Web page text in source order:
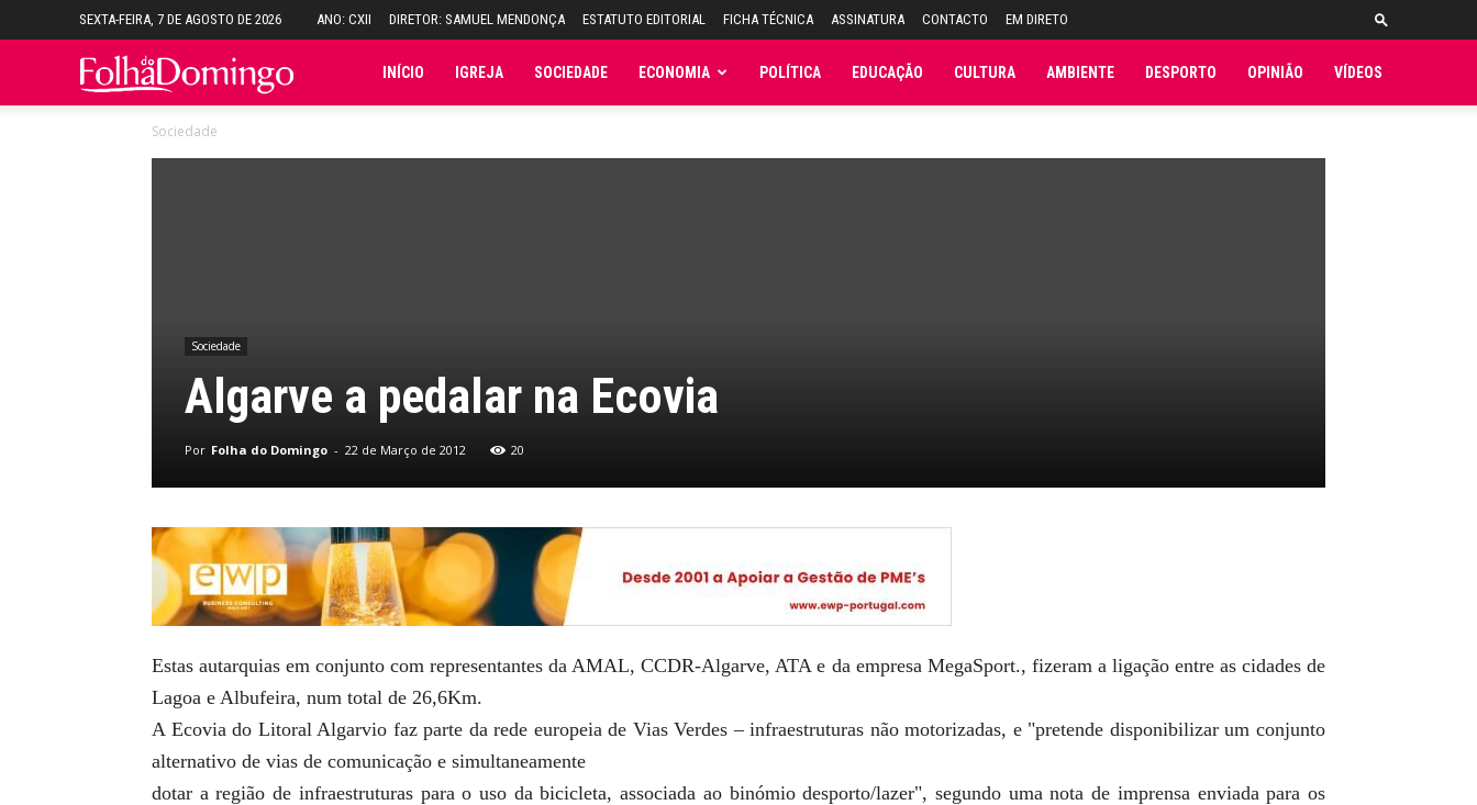
SEXTA-FEIRA, 7 DE AGOSTO DE 2026 ANO: CXII DIRETOR: SAMUEL MENDONÇA ESTATUTO EDITORIAL FICHA TÉCNICA ASSINATURA CONTACTO EM DIRETO
Folha INÍCIO IGREJA SOCIEDADE ECONOMIA POLÍTICA EDUCAÇÃO CULTURA AMBIENTE DESPORTO OPINIÃO VÍDEOS
Sociedade
Sociedade
Algarve a pedalar na Ecovia
Por Folha do Domingo - 22 de Março de 2012 20
Estas autarquias em conjunto com representantes da AMAL, CCDR-Algarve, ATA e da empresa MegaSport., fizeram a ligação entre as cidades de
Lagoa e Albufeira, num total de 26,6Km.
A Ecovia do Litoral Algarvio faz parte da rede europeia de Vias Verdes – infraestruturas não motorizadas, e "pretende disponibilizar um conjunto
alternativo de vias de comunicação e simultaneamente
dotar a região de infraestruturas para o uso da bicicleta, associada ao binómio desporto/lazer", segundo uma nota de imprensa enviada para os